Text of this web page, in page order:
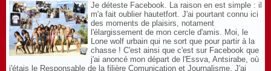
Je déteste Facebook. La raison en est simple : il
m'a fait oublier hautetfort. J'ai pourtant connu ici
des moments de plaisirs, notament
l'élargissement de mon cercle d'amis. Moi, le
Lone wolf urbain qui ne sort que pour partir à la
chasse ! C'est ainsi que c'est sur Facebook que
j'ai anoncé mon départ de l'Essva, Antsirabe, où
j'étais le Responsable de la filière Comunication et Journalisme. J'ai